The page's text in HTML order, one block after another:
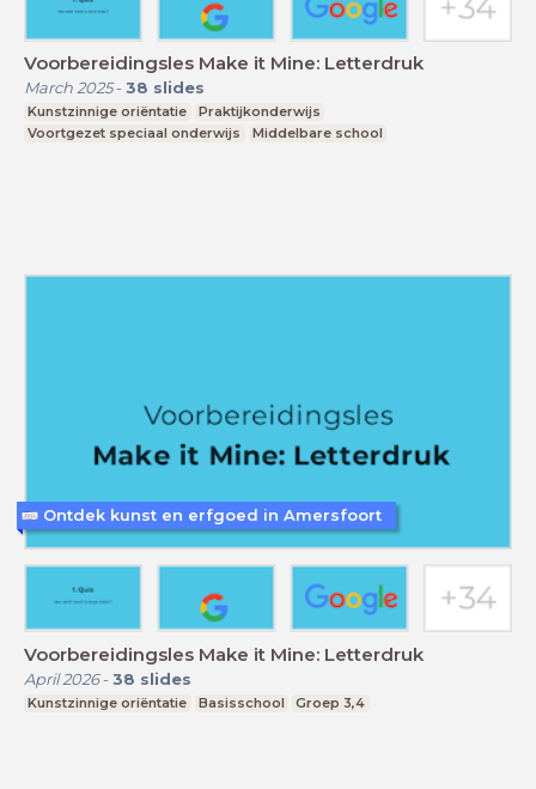
Voorbereidingsles Make it Mine: Letterdruk
March 2025- 38 slides
Kunstzinnige oriëntatie
Praktijkonderwijs
Voortgezet speciaal onderwijs
Middelbare school
Voorbereidingsles Make it Mine: Letterdruk
April 2026- 38 slides
Kunstzinnige oriëntatie Basisschool Groep 3,4
Ontdek kunst en erfgoed in Amersfoort